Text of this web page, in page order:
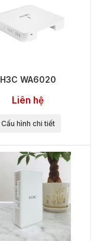
H3C WA6020
Liên hệ
Cấu hình chi tiết